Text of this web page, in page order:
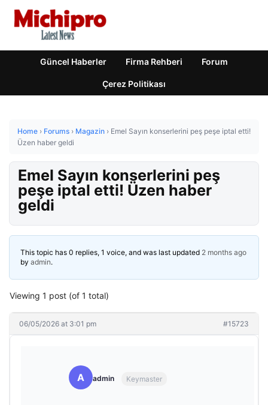
Güncel Haberler Firma Rehberi Forum
Çerez Politikası
Home › Forums › Magazin › Emel Sayın konserlerini peş peşe iptal etti!
Üzen haber geldi
Emel Sayın konserlerini peş
peşe iptal etti! Üzen haber
geldi
This topic has 0 replies, 1 voice, and was last updated 2 months ago
by admin.
Viewing 1 post (of 1 total)
06/05/2026 at 3:01 pm #15723
A admin Keymaster